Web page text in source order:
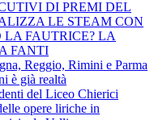
DI PREMI DEL
LE STEAM CON
LA FAUTRICE? LA
FANTI
Reggio, Rimini e Parma
è già realtà
del Liceo Chierici
opere liriche in